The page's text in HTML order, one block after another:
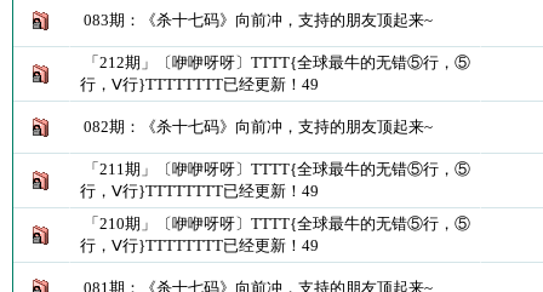
083期：《杀十七码》向前冲，支持的朋友顶起来~
「212期」〔咿咿呀呀〕TTTT{全球最牛的无错⑤行，⑤
行，Ⅴ行}TTTTTTTT已经更新！49
082期：《杀十七码》向前冲，支持的朋友顶起来~
「211期」〔咿咿呀呀〕TTTT{全球最牛的无错⑤行，⑤
行，Ⅴ行}TTTTTTTT已经更新！49
「210期」〔咿咿呀呀〕TTTT{全球最牛的无错⑤行，⑤
行，Ⅴ行}TTTTTTTT已经更新！49
081期：《杀十七码》向前冲，支持的朋友顶起来~